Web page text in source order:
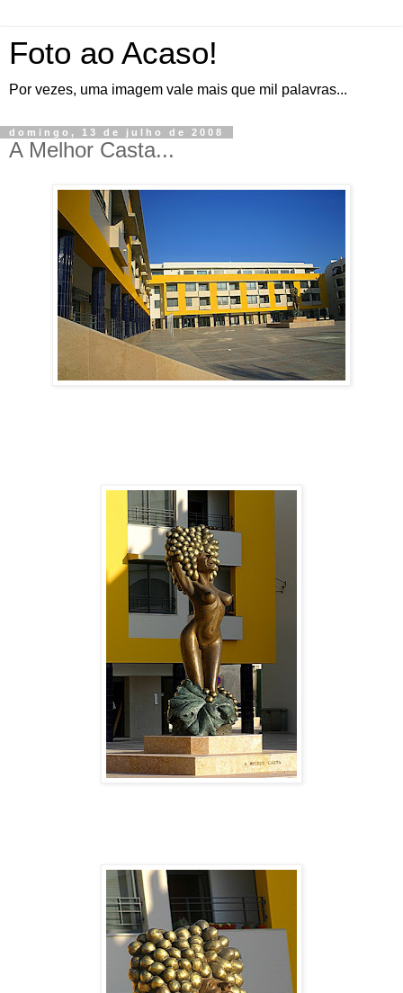
Foto ao Acaso!
Por vezes, uma imagem vale mais que mil palavras...
domingo, 13 de julho de 2008
A Melhor Casta...